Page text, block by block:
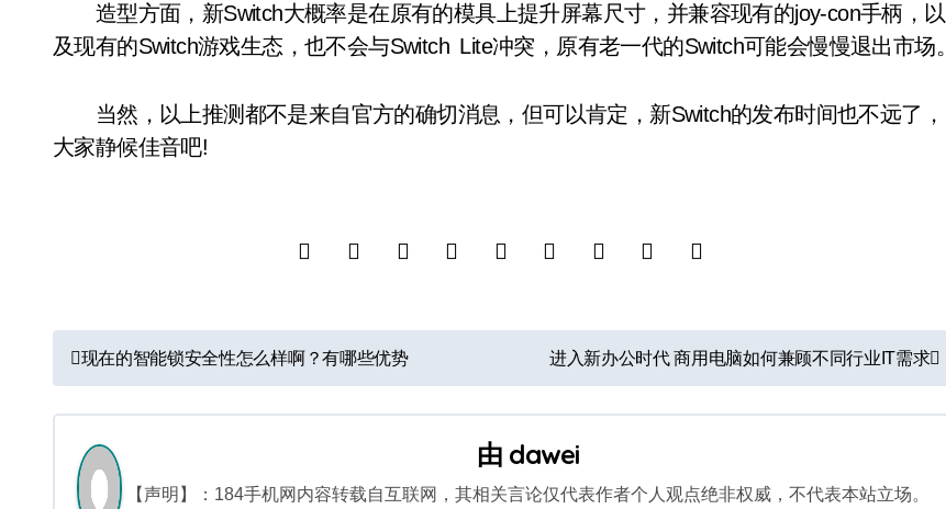
造型方面，新Switch大概率是在原有的模具上提升屏幕尺寸，并兼容现有的joy-con手柄，以
及现有的Switch游戏生态，也不会与Switch Lite冲突，原有老一代的Switch可能会慢慢退出市场。
当然，以上推测都不是来自官方的确切消息，但可以肯定，新Switch的发布时间也不远了，
大家静候佳音吧!
文
章
导
航
现在的智能锁安全性怎么样啊？有哪些优势 进入新办公时代 商用电脑如何兼顾不同行业IT需求
由 dawei
【声明】：184手机网内容转载自互联网，其相关言论仅代表作者个人观点绝非权威，不代表本站立场。